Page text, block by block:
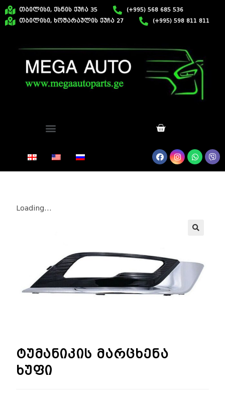
თბილისი, ქსნის ქუჩა 35
(+995) 568 685 536
თბილისი, ხოშარაულის ქუჩა 27
(+995) 598 811 811
Loading...
ტუმანიკის მარცხენა
ხუფი